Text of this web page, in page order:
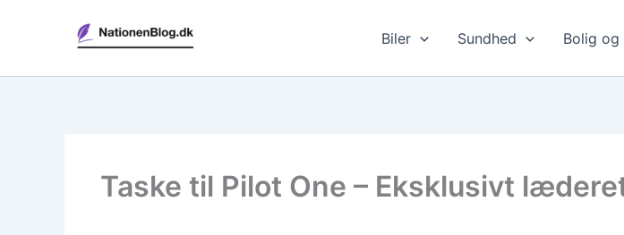
Biler Sundhed Bolig og
Taske til Pilot One – Eksklusivt